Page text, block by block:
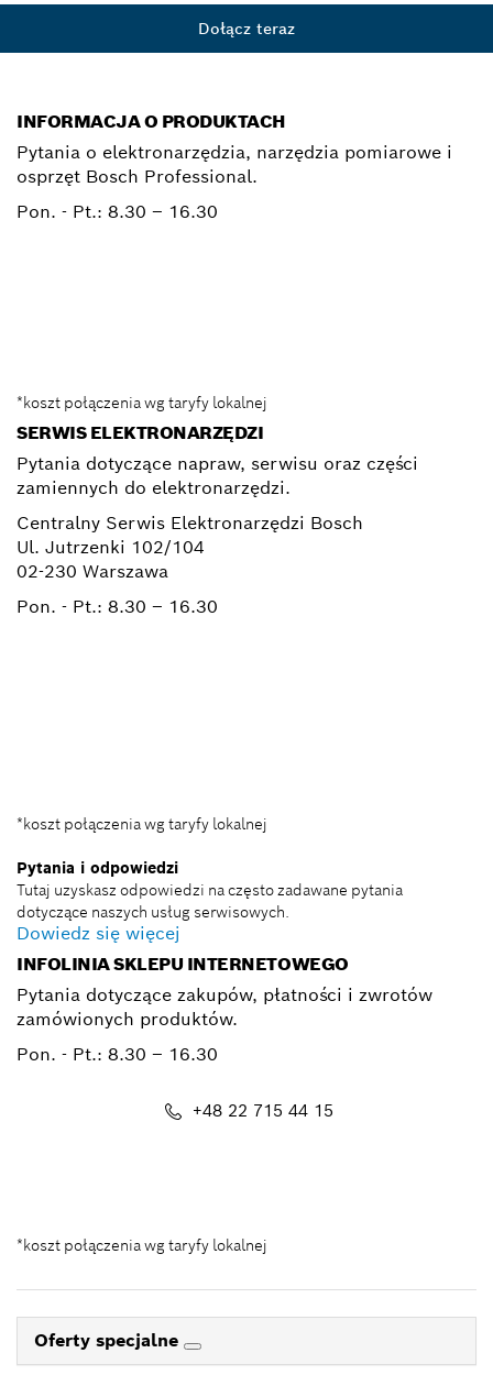
Dołącz teraz
INFORMACJA O PRODUKTACH
Pytania o elektronarzędzia, narzędzia pomiarowe i
osprzęt Bosch Professional.
Pon. - Pt.: 8.30 – 16.30
*koszt połączenia wg taryfy lokalnej
SERWIS ELEKTRONARZĘDZI
Pytania dotyczące napraw, serwisu oraz części
zamiennych do elektronarzędzi.
Centralny Serwis Elektronarzędzi Bosch
Ul. Jutrzenki 102/104
02-230 Warszawa
Pon. - Pt.: 8.30 – 16.30
*koszt połączenia wg taryfy lokalnej
Pytania i odpowiedzi
Tutaj uzyskasz odpowiedzi na często zadawane pytania
dotyczące naszych usług serwisowych.
Dowiedz się więcej
INFOLINIA SKLEPU INTERNETOWEGO
Pytania dotyczące zakupów, płatności i zwrotów
zamówionych produktów.
Pon. - Pt.: 8.30 – 16.30
+48 22 715 44 15
*koszt połączenia wg taryfy lokalnej
Oferty specjalne